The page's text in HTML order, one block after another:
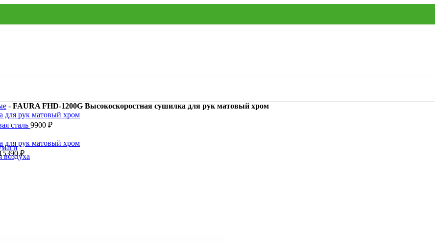
воздуха
- FAURA FHD-1200G Высокоскоростная сушилка для рук матовый хром
сталь 9900 ₽
₽